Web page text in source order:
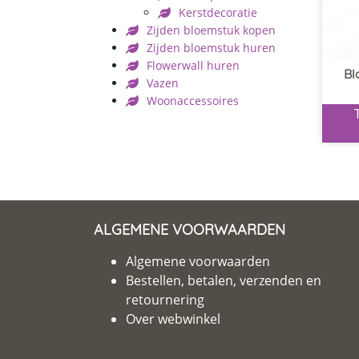
Kerstdecoratie
Zijden bloemstuk kopen
Zijden bloemstuk huren
Flowerwall huren
Vazen
Woonaccessoires
ALGEMENE VOORWAARDEN
Algemene voorwaarden
Bestellen, betalen, verzenden en
retournering
Over webwinkel